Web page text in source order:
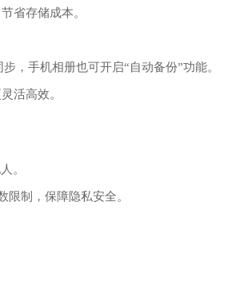
省存储成本。
，手机相册也可开启“自动备份”功能。
活高效。
。
制，保障隐私安全。